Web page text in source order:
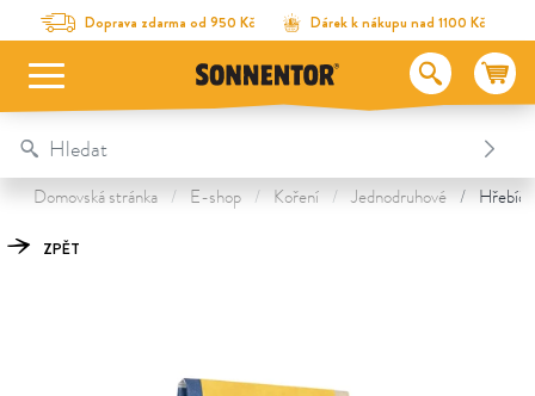
Na obsah stránky
Na seznam obsahu
Na menu Doprava zdarma od 950 Kč Dárek k nákupu nad 1100 Kč
Table Of Content
Hřebíček mletý
Objevte další poklady
Domovská stránka E-shop Koření Jednodruhové
ZPĚT